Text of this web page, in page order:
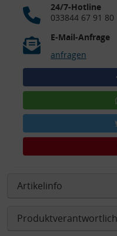
24/7-Hotline
033844 67 91 80
E-Mail-Anfrage
anfragen
Artikelinfo